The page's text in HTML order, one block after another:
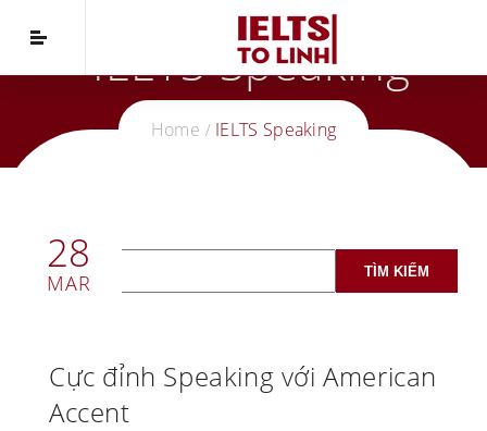
IELTS Speaking
Home IELTS Speaking
28
MAR
Cực đỉnh Speaking với American
Accent